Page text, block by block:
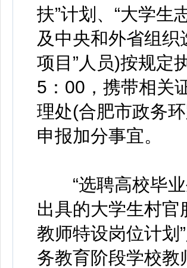
扶”计划、“大学生
及中央和外省组织
项目”人员)按规定
5：00，携带相关
理处(合肥市政务
申报加分事宜。
“选聘高校毕业
出具的大学生村官
教师特设岗位计划
务教育阶段学校教